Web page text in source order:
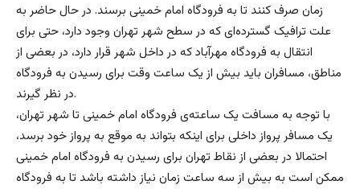
زمان صرف کنند تا به فرودگاه امام خمینی برسند. در حال حاضر به
علت ترافیک گسترده‌ای که در سطح شهر تهران وجود دارد، حتی برای
انتقال به فرودگاه مهرآباد که در داخل شهر قرار دارد، در بعضی از
مناطق، مسافران باید بیش از یک ساعت وقت برای رسیدن به فرودگاه
در نظر گیرند.
با توجه به مسافت یک ساعته‌ی فرودگاه امام خمینی تا شهر تهران،
یک مسافر پرواز داخلی برای اینکه بتواند به موقع به پرواز خود برسد،
احتمالا در بعضی از نقاط تهران برای رسیدن به فرودگاه امام خمینی
ممکن است به بیش از سه ساعت زمان نیاز داشته باشد تا به فرودگاه